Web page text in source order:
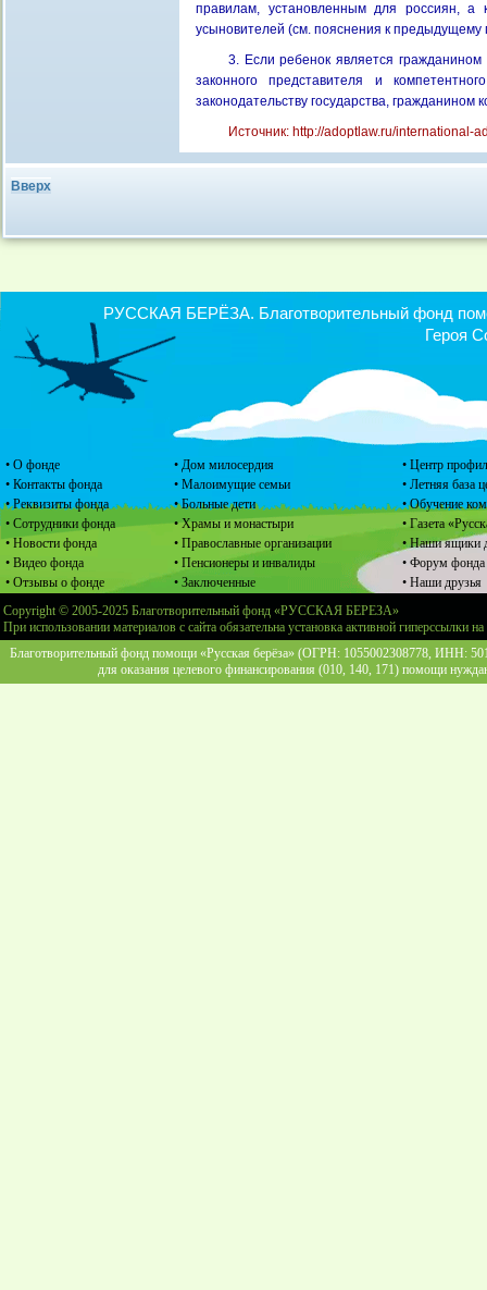
правилам, установленным для россиян, а
усыновителей (см. пояснения к предыдущему
3. Если ребенок является гражданином
законного представителя и
законодательству государства, гражданином
Источник: http://adoptlaw.ru/international-
Вверх
• О фонде
• Контакты фонда
• Реквизиты фонда
• Сотрудники фонда
• Новости фонда
• Видео фонда
• Отзывы о фонде
• Дом милосердия
• Малоимущие семьи
• Больные дети
• Храмы и монастыри
• Православные организации
• Пенсионеры и инвалиды
• Заключенные
• Центр
• Летняя база
• Обучение
• Газета
• Наши ящики
• Форум фонда
• Наши друзья
РУССКАЯ БЕРЁЗА. Благотворительный фонд
Героя
Copyright © 2005-2025 Благотворительный фонд «РУССКАЯ БЕРЕЗА»
При использовании материалов с сайта обязательна установка активной гиперссылки
Благотворительный фонд помощи «Русская берёза» (ОГРН: 1055002308778, ИНН:
для оказания целевого финансирования (010, 140, 171) помощи